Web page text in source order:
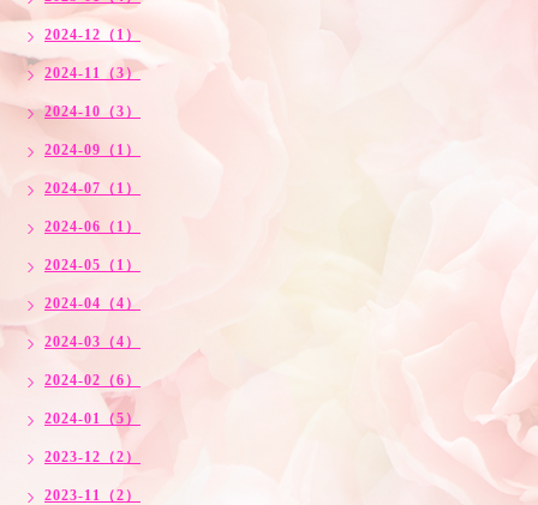
2024-12（1）
2024-11（3）
2024-10（3）
2024-09（1）
2024-07（1）
2024-06（1）
2024-05（1）
2024-04（4）
2024-03（4）
2024-02（6）
2024-01（5）
2023-12（2）
2023-11（2）